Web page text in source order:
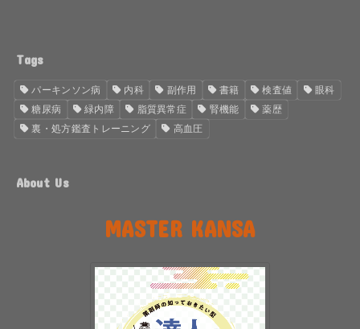
Tags
パーキンソン病 内科 副作用 書籍 検査値
眼科
糖尿病
緑内障 脂質異常症 腎機能
薬歴
裏・処方鑑査トレーニング
高血圧
About Us
MASTER KANSA